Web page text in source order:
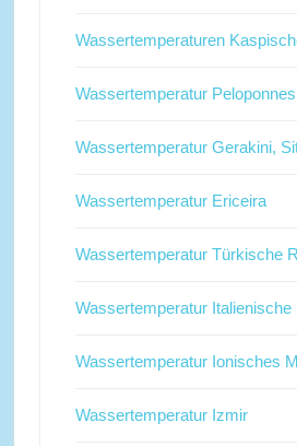
Wassertemperaturen
Wassertemperatur Peloponnes
Wassertemperatur Gerakini,
Wassertemperatur Ericeira
Wassertemperatur Türkische
Wassertemperatur Italienische
Wassertemperatur Ionisches
Wassertemperatur Izmir